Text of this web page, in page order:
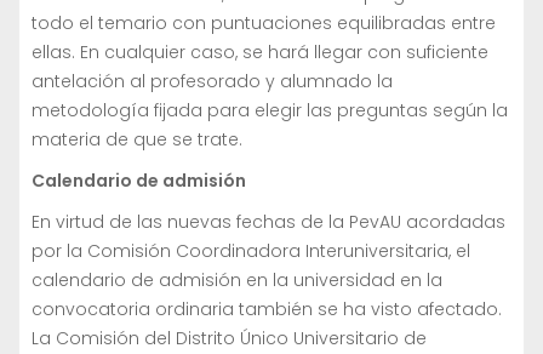
todo el temario con puntuaciones equilibradas entre
ellas. En cualquier caso, se hará llegar con suficiente
antelación al profesorado y alumnado la
metodología fijada para elegir las preguntas según la
materia de que se trate.
Calendario de admisión
En virtud de las nuevas fechas de la PevAU acordadas
por la Comisión Coordinadora Interuniversitaria, el
calendario de admisión en la universidad en la
convocatoria ordinaria también se ha visto afectado.
La Comisión del Distrito Único Universitario de